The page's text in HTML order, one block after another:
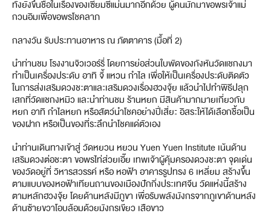
ทั้งยังขึ้นชื่อในเรื่องของเซียมซีแม่นมากอีกด้วย ผู้คนมักมาขอพรเจ้าแม่
กวนอิมเพื่อขอพรโชคลาภ
กลางวัน รับประทานอาหาร ณ ภัตตาคาร (มื้อที่ 2)
นำท่านชม โรงงานจิวเวอร์รี่ โดยการย่อส่วนใบพัดของกังหันวัดแชกงมา
ทำเป็นเครื่องประดับ อาทิ จี้ แหวน กำไล เพื่อให้เป็นเครื่องประดับติดตัว
ในการส่งเสริมดวงชะตาและเสริมดวงเรื่องฮวงจุ้ย แล้วนำไปทำพิธีปลุก
เสกที่วัดแชกงหมิว และนำท่านชม ร้านหยก มีสินค้ามากมายเกี่ยวกับ
หยก อาทิ กำไลหยก หรือสัตว์นำโชคอย่างปี่เสี่ยะ อิสระให้ได้เลือกชื้อเป็น
ของฝาก หรือเป็นของที่ระลึกนำโชคแด่ตัวเอง
นำท่านเดินทางเข้าสู่ วัดหยวน หยวน Yuen Yuen Institute เน้นด้าน
เสริมดวงต่อชะตา ขอพรไท่ส่วยเอี๊ย เทพเจ้าผู้คุ้มครองดวงชะตา จุดเด่น
ของวัดอยู่ที่ วิหารสวรรค์ หรือ หอฟ้า อาคารรูปทรง 6 เหลี่ยม สร้างขึ้น
ตามแบบของหอฟ้าเทียนถานของเมืองปักกิ่งประเทศจีน วัดแห่งนี้สร้าง
ตามหลักฮวงจุ้ย โดยด้านหลังมีภูขา เพื่อรับพลังมังกรจากภูเขาด้านหลัง
ด้านซ้ายขวาโอบล้อมด้วยมังกรเขียว เสือขาว